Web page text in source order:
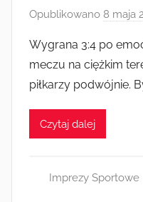
Opublikowano 8 maja
Wygrana 3:4 po
meczu na ciężkim
piłkarzy podwójnie.
Czytaj dalej
Imprezy Sportowe